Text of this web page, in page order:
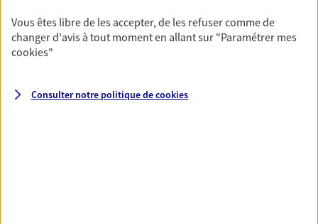
équipements et stocks… sans oublier votre
responsabilité civile.
DEMANDER UN DEVIS
Vous êtes libre de les accepter, de les refuser comme de
changer d'avis à tout moment en allant sur "Paramétrer mes
cookies"
Consulter notre politique decookies